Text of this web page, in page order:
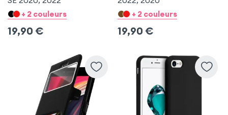
+ 2 couleurs
19,90 €
+ 2 couleurs
19,90 €